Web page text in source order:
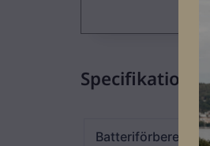
Specifikationer
Batteriförberedd